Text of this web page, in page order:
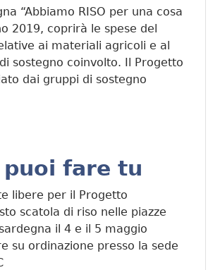
“Abbiamo RISO per una cosa
2019, coprirà le spese del
ai materiali agricoli e al
sostegno coinvolto. Il Progetto
dai gruppi di sostegno
puoi fare tu
libere per il Progetto
scatola di riso nelle piazze
il 4 e il 5 maggio
su ordinazione presso la sede